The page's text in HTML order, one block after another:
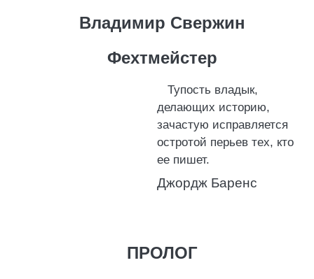
Владимир Свержин
Фехтмейстер
Тупость владык,
делающих историю,
зачастую исправляется
остротой перьев тех, кто
ее пишет.
Джордж Баренс
ПРОЛОГ